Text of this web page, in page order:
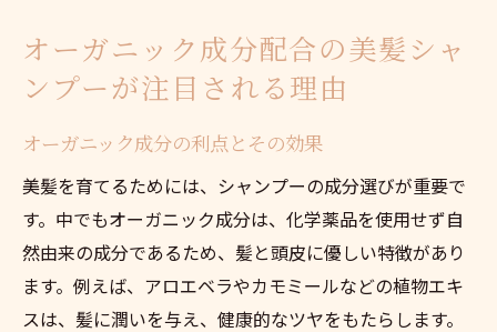
オーガニック成分配合の美髪シャ
ンプーが注目される理由
オーガニック成分の利点とその効果
美髪を育てるためには、シャンプーの成分選びが重要で
す。中でもオーガニック成分は、化学薬品を使用せず自
然由来の成分であるため、髪と頭皮に優しい特徴があり
ます。例えば、アロエベラやカモミールなどの植物エキ
スは、髪に潤いを与え、健康的なツヤをもたらします。